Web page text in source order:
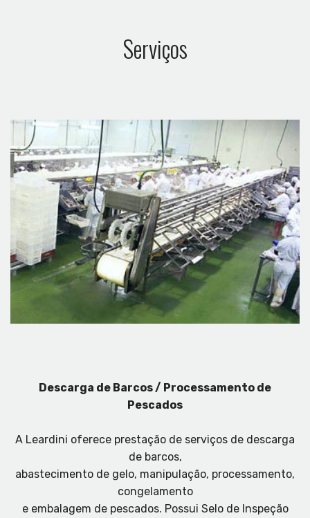
Serviços
Descarga de Barcos / Processamento de
Pescados
A Leardini oferece prestação de serviços de descarga
de barcos,
abastecimento de gelo, manipulação, processamento,
congelamento
e embalagem de pescados. Possui Selo de Inspeção